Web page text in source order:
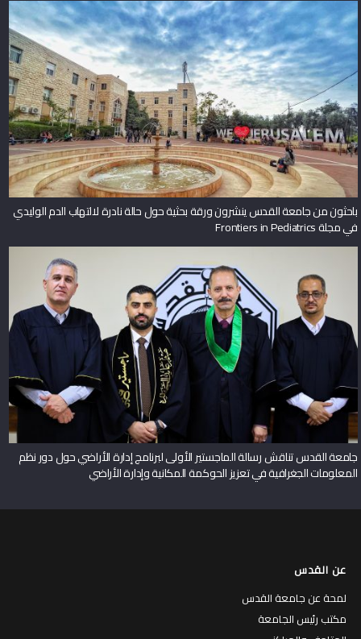
باحثون من جامعة القدس ينشرون ورقة بحثية حول حالة نادرة لالتهاب الدم الوليدي
في مجلة Frontiers in Pediatrics
جامعة القدس تناقش رسالة الماجستير الأولى لبرنامج إدارة الأراضي حول دور نظم
المعلومات الجغرافية في تعزيز الحوكمة المكانية وإدارة الأراضي
عن القدس
لمحة عن جامعة القدس
مكتب رئيس الجامعة